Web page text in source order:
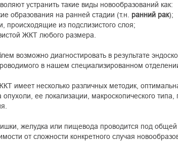
устранить такие виды новообразований как:
образования на ранней стадии (т.н. ранний рак);
происходящие из подслизистого слоя;
ЖКТ любого размера.
возможно диагностировать в результате
в нашем специализированном
имеет несколько различных методик,
ее локализации, макроскопического типа,
желудка или пищевода проводится под
от сложности конкретного случая